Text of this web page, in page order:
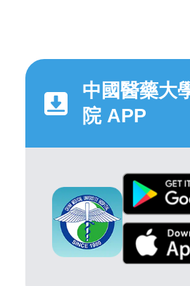
中國醫藥大
院 APP